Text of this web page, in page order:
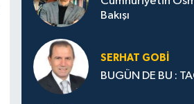
Bakışı
SERHAT GOBİ
BUGÜN DE BU :